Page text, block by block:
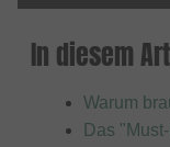
In diesem
Warum
Das